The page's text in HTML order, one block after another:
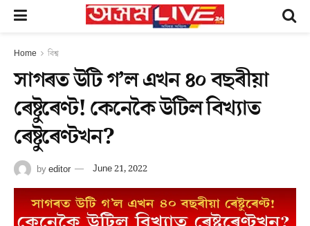
Home বিশ্ব
সাগৰত উটি গ’ল এখন ৪০ বছৰীয়া
ৰেষ্টুৰেণ্ট! কেনেকৈ উটিল বিখ্যাত
ৰেষ্টুৰেণ্টখন?
byeditor June 21, 2022